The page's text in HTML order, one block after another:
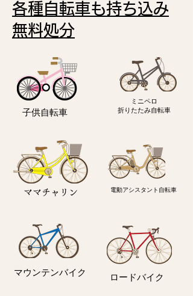
各種自転車も持ち込み
無料処分
子供自転車
ミニペロ
​折りたたみ自転車
ママチャリン 電動アシスタント自転車
マウンテンバイク ロードバイク